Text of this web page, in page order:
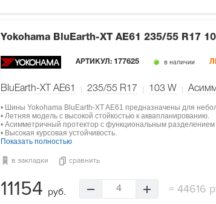
Yokohama BluEarth-XT AE61 235/55 R17
АРТИКУЛ: 177625 в наличии
BluEarth-XT AE61 235/55 R17 103 W
• Шины Yokohama BluEarth-XT AE61 предназначены для
• Летняя модель с высокой стойкостью к аквапланированию.
• Асимметричный протектор с функциональным разделением
• Высокая курсовая устойчивость.
Показать полностью
в закладки сравнить
11154 руб. 4 =44616